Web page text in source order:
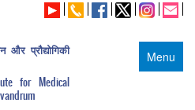
Menu
और प्रौद्योगिकी
for Medical